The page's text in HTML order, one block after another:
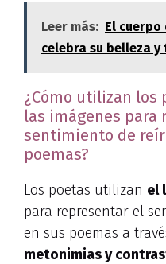
Leer más: El cuerpo
celebra su belleza
¿Cómo utilizan los
las imágenes para
sentimiento de
poemas?
Los poetas utilizan el
para representar el
en sus poemas a
metonimias y